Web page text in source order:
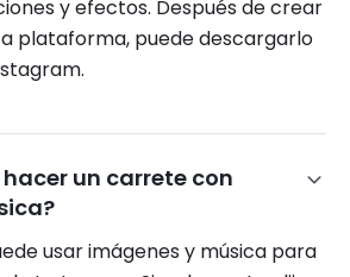
y efectos. Después de crear
plataforma, puede descargarlo
hacer un carrete con
usar imágenes y música para